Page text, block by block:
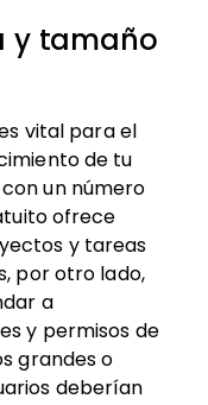
y tamaño
vital para el
de tu
un número
ofrece
y tareas
por otro lado,
a
y permisos de
grandes o
deberían